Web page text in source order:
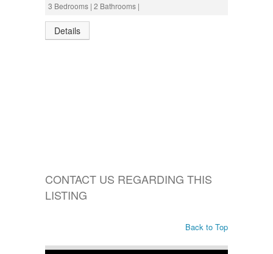
3 Bedrooms | 2 Bathrooms |
Details
CONTACT US REGARDING THIS
LISTING
Back to Top